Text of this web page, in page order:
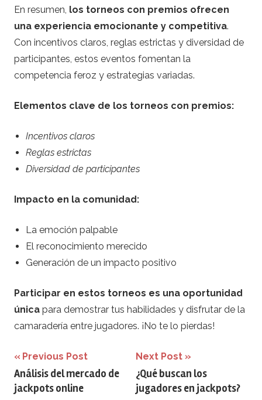
En resumen, los torneos con premios ofrecen
una experiencia emocionante y competitiva.
Con incentivos claros, reglas estrictas y diversidad de
participantes, estos eventos fomentan la
competencia feroz y estrategias variadas.
Elementos clave de los torneos con premios:
Incentivos claros
Reglas estrictas
Diversidad de participantes
Impacto en la comunidad:
La emoción palpable
El reconocimiento merecido
Generación de un impacto positivo
Participar en estos torneos es una oportunidad
única para demostrar tus habilidades y disfrutar de la
camaradería entre jugadores. ¡No te lo pierdas!
Navegación
de
Previous Post
Análisis del mercado de
jackpots online
Next Post
¿Qué buscan los
jugadores en jackpots?